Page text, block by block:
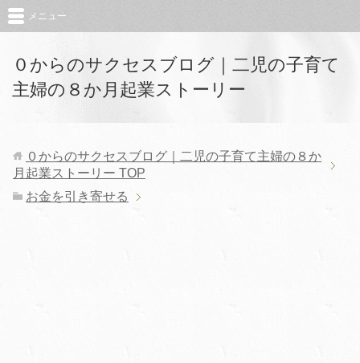
０からのサクセスブログ｜二児の子育て
主婦の８か月起業ストーリー
メニュー
０からのサクセスブログ｜二児の子育て主婦の８か
月起業ストーリー TOP
お金を引き寄せる